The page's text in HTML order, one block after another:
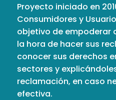
Proyecto iniciado en
Consumidores y
objetivo de empoderar
la hora de hacer sus
conocer sus derechos
sectores y
reclamación, en caso
efectiva.